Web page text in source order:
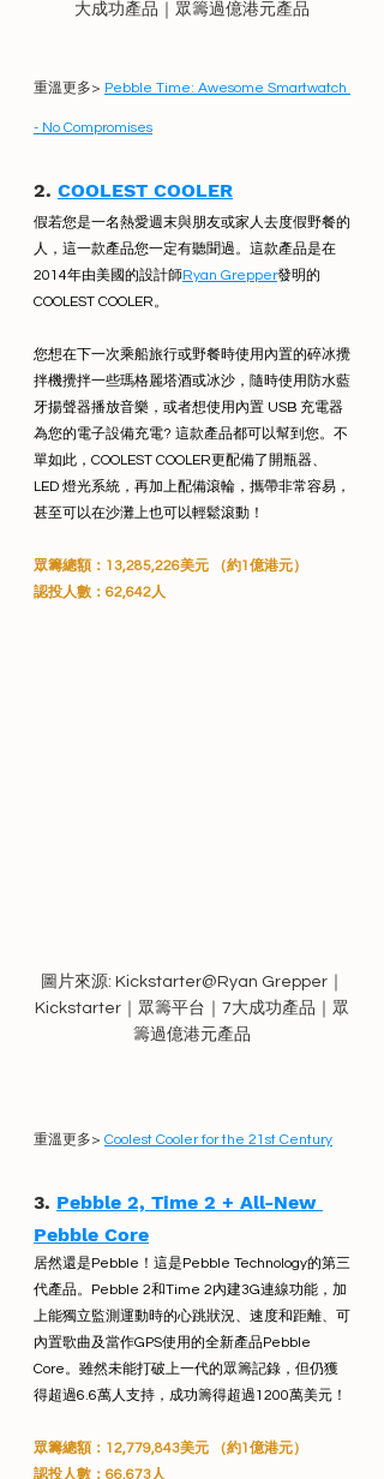
大成功產品｜眾籌過億港元產品
重溫更多> Pebble Time: Awesome Smartwatch
- No Compromises
2. COOLEST COOLER
假若您是一名熱愛週末與朋友或家人去度假野餐的
人，這一款產品您一定有聽聞過。這款產品是在
2014年由美國的設計師 Ryan Grepper發明的
COOLEST COOLER。
您想在下一次乘船旅行或野餐時使用內置的碎冰攪
拌機攪拌一些瑪格麗塔酒或冰沙，隨時使用防水藍
牙揚聲器播放音樂，或者想使用內置 USB 充電器
為您的電子設備充電? 這款產品都可以幫到您。不
單如此，COOLEST COOLER更配備了開瓶器、
LED 燈光系統，再加上配備滾輪，攜帶非常容易，
甚至可以在沙灘上也可以輕鬆滾動！
眾籌總額：13,285,226美元 （約1億港元）
認投人數：62,642人
圖片來源: Kickstarter@Ryan Grepper｜
Kickstarter｜眾籌平台｜7大成功產品｜眾
籌過億港元產品
重溫更多> Coolest Cooler for the 21st Century
3. Pebble 2, Time 2 + All-New
Pebble Core
居然還是Pebble！這是Pebble Technology的第三
代產品。Pebble 2和Time 2內建3G連線功能，加
上能獨立監測運動時的心跳狀況、速度和距離、可
內置歌曲及當作GPS使用的全新產品Pebble
Core。雖然未能打破上一代的眾籌記錄，但仍獲
得超過6.6萬人支持，成功籌得超過1200萬美元！
眾籌總額：12,779,843美元 （約1億港元）
認投人數：66,673人